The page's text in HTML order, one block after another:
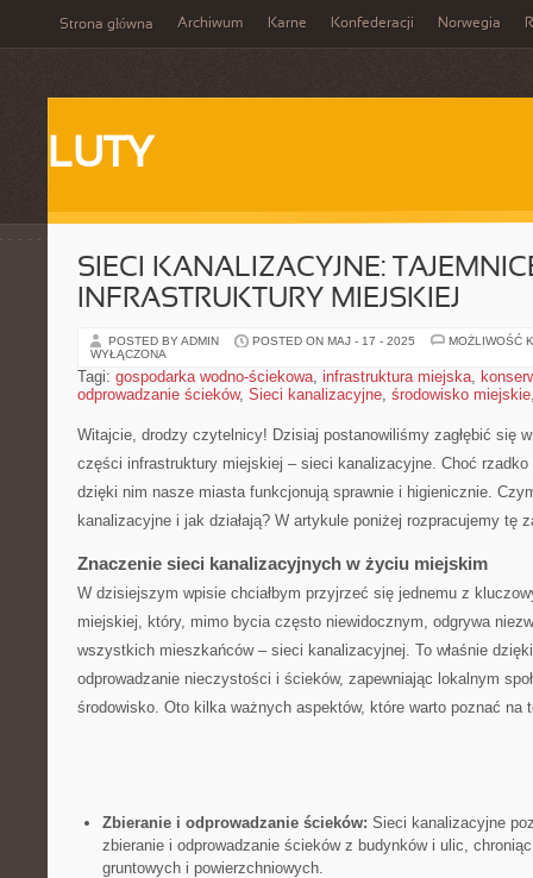
Strona główna Archiwum Karne Konfederacji Norwegia
LUTY
SIECI KANALIZACYJNE:
INFRASTRUKTURY MIEJSKIEJ
POSTED BY ADMIN POSTED ON MAJ - 17 - 2025
MOŻLIWOŚĆ
WYŁĄCZONA
Tagi: gospodarka wodno-ściekowa, infrastruktura miejska,
odprowadzanie ścieków, Sieci kanalizacyjne, środowisko miejskie
Witajcie, drodzy czytelnicy! Dzisiaj postanowiliśmy ⁢zagłębić się
części infrastruktury miejskiej‍ – sieci kanalizacyjne. Choć rzadko
dzięki nim ⁣nasze miasta funkcjonują sprawnie i higienicznie.
kanalizacyjne i jak​ działają? W artykule poniżej rozpracujemy‌ tę
Znaczenie sieci kanalizacyjnych w życiu miejskim
W‌ dzisiejszym wpisie chciałbym przyjrzeć się‌ jednemu z
miejskiej, który,​ mimo bycia często niewidocznym, odgrywa
wszystkich mieszkańców‌ – sieci⁣ kanalizacyjnej. To właśnie
‌odprowadzanie ⁤nieczystości i ścieków, zapewniając lokalnym
środowisko.⁢ Oto kilka ważnych aspektów, które warto poznać na‍
Zbieranie i odprowadzanie ścieków: Sieci kanalizacyjne
zbieranie i odprowadzanie ścieków z budynków i ulic,
gruntowych i powierzchniowych.